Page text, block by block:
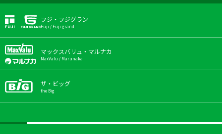
フジ・フジグラン
Fuji / Fuji grand
マックスバリュ・マルナカ
MaxValu / Marunaka
ザ・ビッグ
the Big